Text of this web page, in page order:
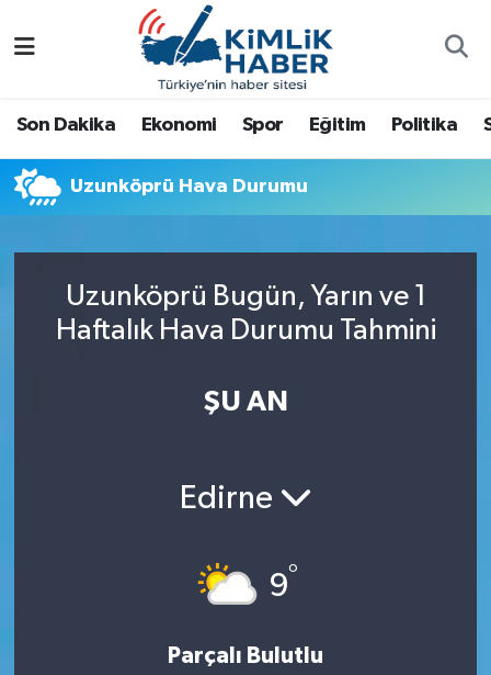
Son Dakika Ekonomi Spor Eğitim Politika
Uzunköprü Hava Durumu
Uzunköprü Bugün, Yarın ve 1
Haftalık Hava Durumu Tahmini
ŞU AN
Edirne
9°
Parçalı Bulutlu
Antalya
Dünya
Eğitim
Nöbetçi Eczaneler
Namaz Vakitleri
Trafik Durumu
Süper Lig Puan Durumu ve Fikstür
Son Dakika Haberleri